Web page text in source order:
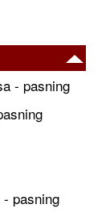
- pasning
pasning